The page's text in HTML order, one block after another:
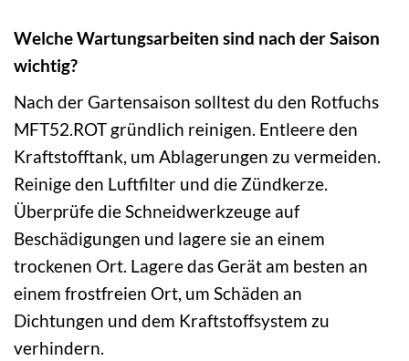
Welche Wartungsarbeiten sind nach der Saison
wichtig?
Nach der Gartensaison solltest du den Rotfuchs
MFT52.ROT gründlich reinigen. Entleere den
Kraftstofftank, um Ablagerungen zu vermeiden.
Reinige den Luftfilter und die Zündkerze.
Überprüfe die Schneidwerkzeuge auf
Beschädigungen und lagere sie an einem
trockenen Ort. Lagere das Gerät am besten an
einem frostfreien Ort, um Schäden an
Dichtungen und dem Kraftstoffsystem zu
verhindern.